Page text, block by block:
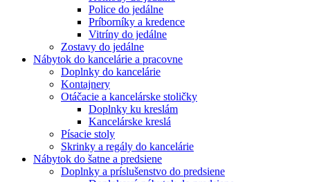
Police do jedálne
Príborníky a kredence
Vitríny do jedálne
Zostavy do jedálne
Nábytok do kancelárie a pracovne
Doplnky do kancelárie
Kontajnery
Otáčacie a kancelárske stoličky
Doplnky ku kreslám
Kancelárske kreslá
Písacie stoly
Skrinky a regály do kancelárie
Nábytok do šatne a predsiene
Doplnky a príslušenstvo do predsiene